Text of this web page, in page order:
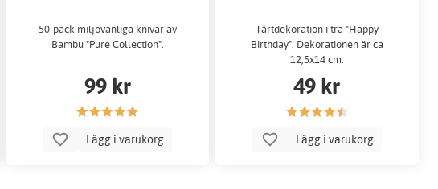
50-pack miljövänliga knivar av
Bambu "Pure Collection".
99 kr
Lägg i varukorg
Tårtdekoration i trä "Happy
Birthday". Dekorationen är ca
12,5x14 cm.
49 kr
Lägg i varukorg